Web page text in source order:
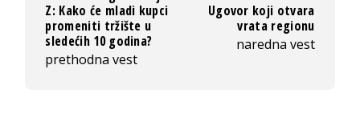
Z: Kako će mladi kupci
promeniti tržište u
sledećih 10 godina?
prethodna vest
Ugovor koji otvara
vrata regionu
naredna vest